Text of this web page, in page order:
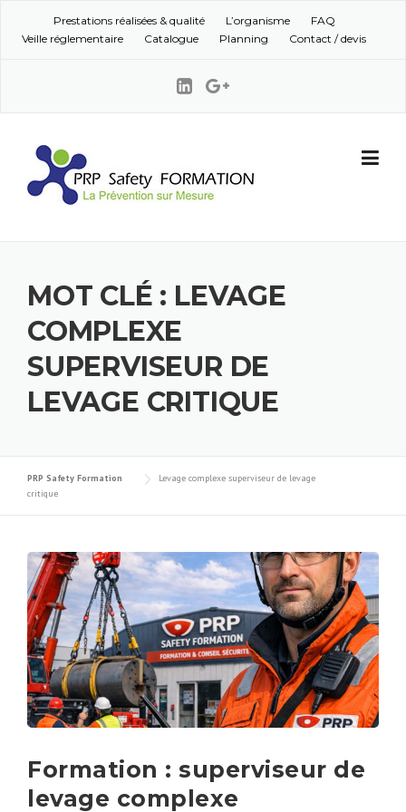
Prestations réalisées & qualité L’organisme
FAQ
Veille réglementaire
Catalogue Planning Contact / devis
MOT CLÉ : LEVAGE
COMPLEXE
SUPERVISEUR DE
LEVAGE CRITIQUE
PRP Safety Formation
Levage complexe superviseur de levage
critique
Formation : superviseur de
levage complexe